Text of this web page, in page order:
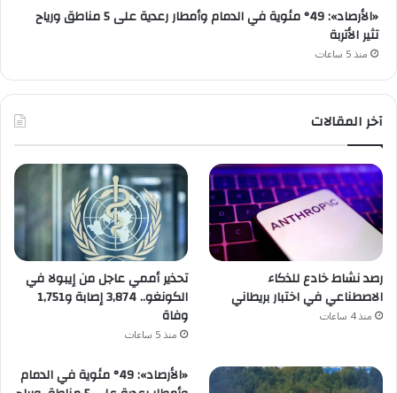
«الأرصاد»: 49° مئوية في الدمام وأمطار رعدية على 5 مناطق ورياح
تثير الأتربة
منذ 5 ساعات
آخر المقالات
رصد نشاط خادع للذكاء
الاصطناعي في اختبار بريطاني
منذ 4 ساعات
تحذير أممي عاجل من إيبولا في
الكونغو.. 3,874 إصابة و1,751
وفاة
منذ 5 ساعات
«الأرصاد»: 49° مئوية في الدمام